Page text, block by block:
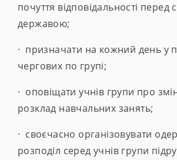
почуття відповідальності перед
державою;
· призначати на кожний день у
чергових по групі;
· оповіщати учнів групи про
розклад навчальних занять;
· своєчасно організовувати
розподіл серед учнів групи